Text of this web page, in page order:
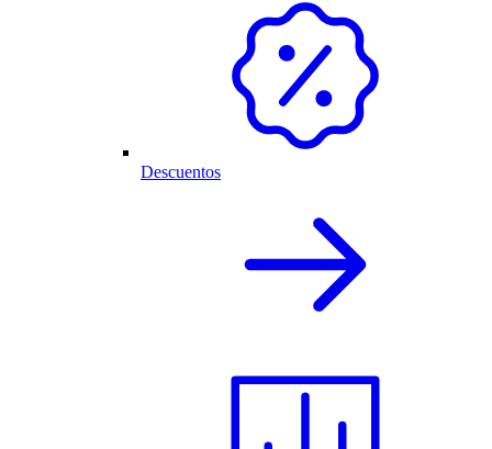
Descuentos